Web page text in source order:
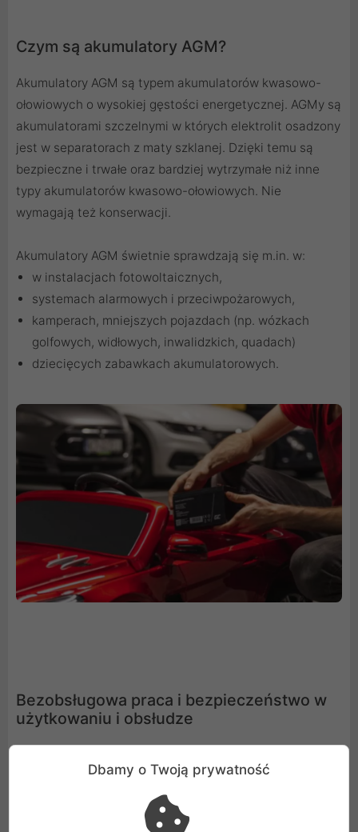
Czym są akumulatory AGM?
Akumulatory AGM są typem akumulatorów kwasowo-
ołowiowych o wysokiej gęstości energetycznej. AGMy są
akumulatorami szczelnymi w których elektrolit osadzony
jest w separatorach z maty szklanej. Dzięki temu są
bezpieczne i trwałe oraz bardziej wytrzymałe niż inne
typy akumulatorów kwasowo-ołowiowych. Nie
wymagają też konserwacji.
Akumulatory AGM świetnie sprawdzają się m.in. w:
w instalacjach fotowoltaicznych,
systemach alarmowych i przeciwpożarowych,
kamperach, mniejszych pojazdach (np. wózkach
golfowych, widłowych, inwalidzkich, quadach)
dziecięcych zabawkach akumulatorowych.
Bezobsługowa praca i bezpieczeństwo w
użytkowaniu i obsłudze
zostały, aby zapewnić jak największe bezpieczeństwo
podczas użytkowania. Dzięki funkcji samoregulacji
(zawory VRLA) AGMy zapewniają nawet 5+ lat
Dbamy o Twoją prywatność